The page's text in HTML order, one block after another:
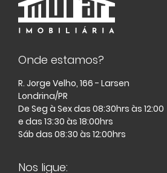
Onde estamos?
R. Jorge Velho, 166 - Larsen
Londrina/PR
De Seg à Sex das 08:30hrs às 12:00
e das 13:30 às 18:00hrs
Sáb das 08:30 às 12:00hrs
Nos ligue: